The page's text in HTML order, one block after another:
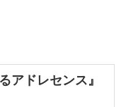
アドレセンス』